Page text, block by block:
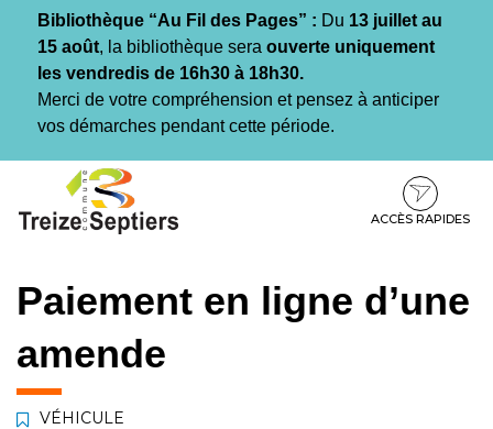
Bibliothèque “Au Fil des Pages” : Du 13 juillet au
15 août, la bibliothèque sera ouverte uniquement
les vendredis de 16h30 à 18h30.
Merci de votre compréhension et pensez à anticiper
vos démarches pendant cette période.
contenu
pied
ACCÈS RAPIDES
Paiement en ligne d’une
amende
VÉHICULE